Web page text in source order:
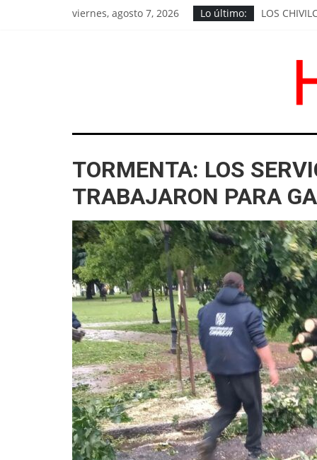
viernes, agosto 7, 2026 Lo último:
LOS
BRITOS:
HoyChivilcoy
Noticias
de
Chivilcoy
TORMENTA: LOS
TRABAJARON PARA